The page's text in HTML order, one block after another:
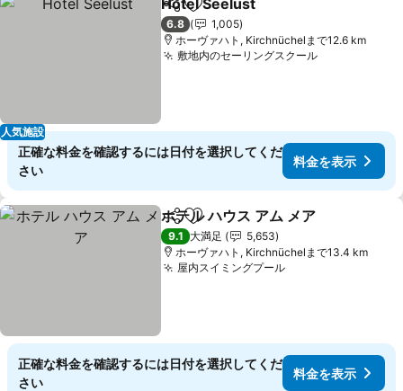
人気施設
シェアお気に入りに追加
Hotel Seelust
6.8
1,005
ホーヴァハト, Kirchnüchelまで12.6 km
敷地内のセーリングスクール
正確な料金を確認するには日付を選択してくだ
さい
料金を表示
シェアお気に入りに追加
ホテル ハウス アム メア
9.1 大満足
5,653
ホーヴァハト, Kirchnüchelまで13.4 km
屋内スイミングプール
正確な料金を確認するには日付を選択してくだ
さい
料金を表示